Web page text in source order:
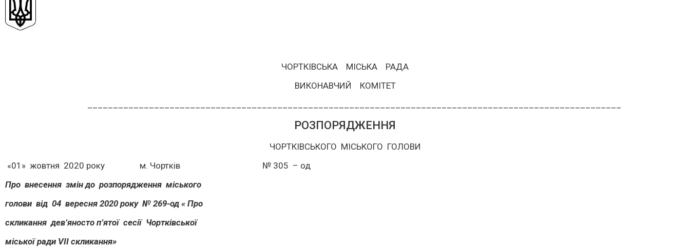
ЧОРТКІВСЬКА МІСЬКА РАДА
ВИКОНАВЧИЙ КОМІТЕТ
РОЗПОРЯДЖЕННЯ
ЧОРТКІВСЬКОГО МІСЬКОГО ГОЛОВИ
«01» жовтня 2020 року м. Чортків № 305 – од
Про внесення змін до розпорядження міського
голови від 04 вересня 2020 року № 269-од « Про
скликання дев’яносто п’ятої cесії Чортківської
міської ради VІІ скликання»